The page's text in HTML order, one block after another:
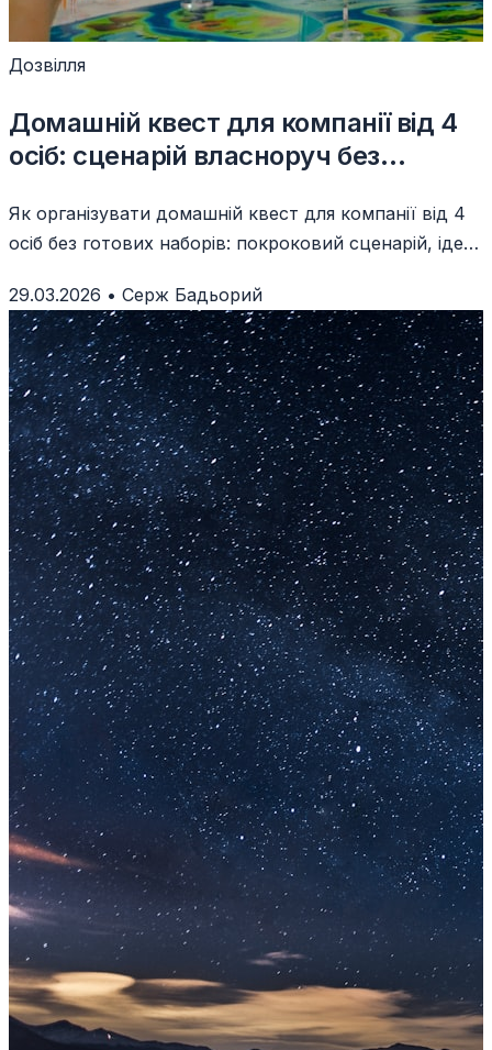
Дозвілля
Домашній квест для компанії від 4
осіб: сценарій власноруч без
Як організувати домашній квест для компанії від 4
осіб без готових наборів: покроковий сценарій, ідеї
29.03.2026 • Серж Бадьорий